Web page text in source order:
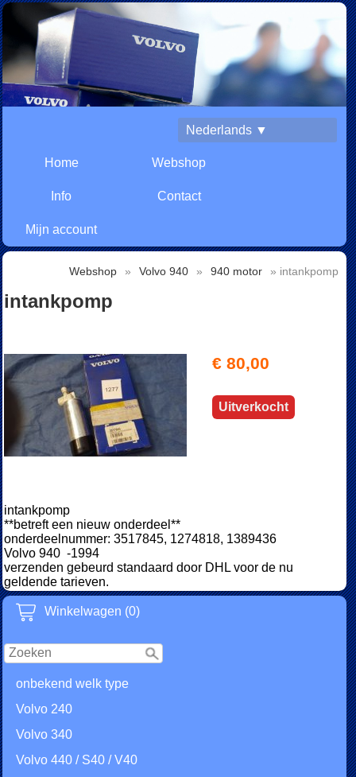
Nederlands ▼
Home Webshop
Info Contact
Mijn account
Winkelwagen (0)
onbekend welk type
Volvo 240
Volvo 340
Volvo 440 / S40 / V40
Webshop » Volvo 940 » 940 motor » intankpomp
intankpomp
€ 80,00
Uitverkocht
intankpomp
**betreft een nieuw onderdeel**
onderdeelnummer: 3517845, 1274818, 1389436
Volvo 940 -1994
verzenden gebeurd standaard door DHL voor de nu
geldende tarieven.